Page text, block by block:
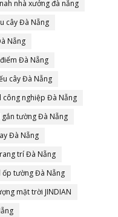
nhà xưởng đà nẵng
cây Đà Nẵng
Nẵng
Đà Nẵng
cây Đà Nẵng
công nghiệp Đà Nẵng
tường Đà Nẵng
Đà Nẵng
trí Đà Nẵng
ốp tường Đà Nẵng
mặt trời JINDIAN